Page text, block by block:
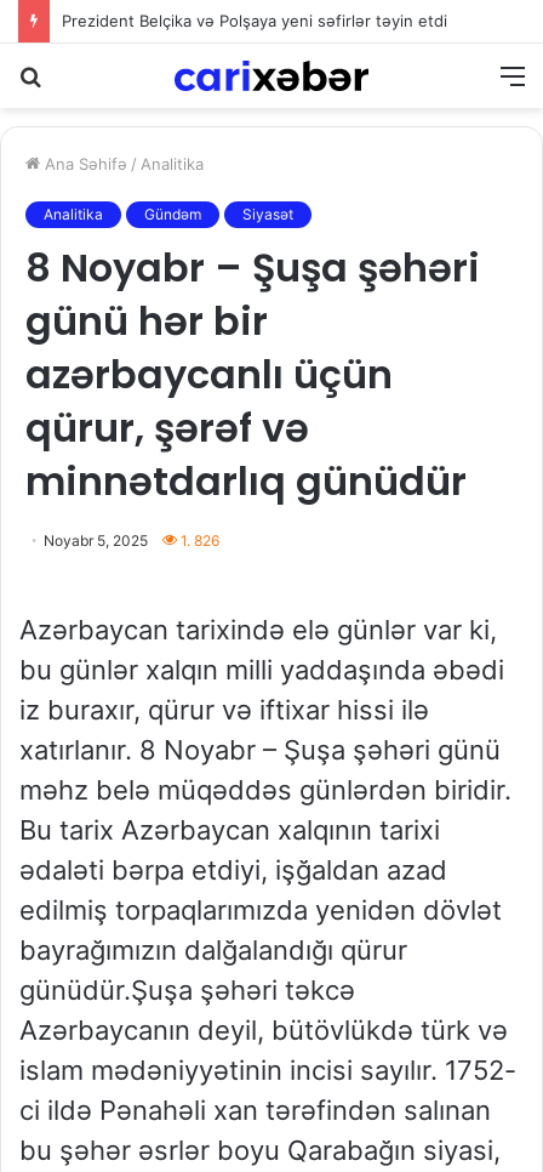
Prezident Belçika və Polşaya yeni səfirlər təyin etdi
Ana Səhifə / Analitika
Analitika Gündəm Siyasət
8 Noyabr – Şuşa şəhəri
günü hər bir
azərbaycanlı üçün
qürur, şərəf və
minnətdarlıq günüdür
Noyabr 5, 2025 1. 826
Azərbaycan tarixində elə günlər var ki,
bu günlər xalqın milli yaddaşında əbədi
iz buraxır, qürur və iftixar hissi ilə
xatırlanır. 8 Noyabr – Şuşa şəhəri günü
məhz belə müqəddəs günlərdən biridir.
Bu tarix Azərbaycan xalqının tarixi
ədaləti bərpa etdiyi, işğaldan azad
edilmiş torpaqlarımızda yenidən dövlət
bayrağımızın dalğalandığı qürur
günüdür.Şuşa şəhəri təkcə
Azərbaycanın deyil, bütövlükdə türk və
islam mədəniyyətinin incisi sayılır. 1752-
ci ildə Pənahəli xan tərəfindən salınan
bu şəhər əsrlər boyu Qarabağın siyasi,